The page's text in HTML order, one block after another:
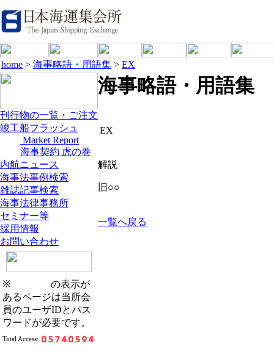
home > 海事略語・用語集 > EX
刊行物の一覧・ご注文
竣工船フラッシュ
Market Report
海事契約 虎の巻
内航ニュース
海事法事例検索
雑誌記事検索
海事法律事務所
セミナー等
採用情報
お問い合わせ
※
の表示が
あるページは当所会
員のユーザIDとパス
ワードが必要です。
Total Access:
海事略語・用語集
EX
解説
旧○○
一覧へ戻る